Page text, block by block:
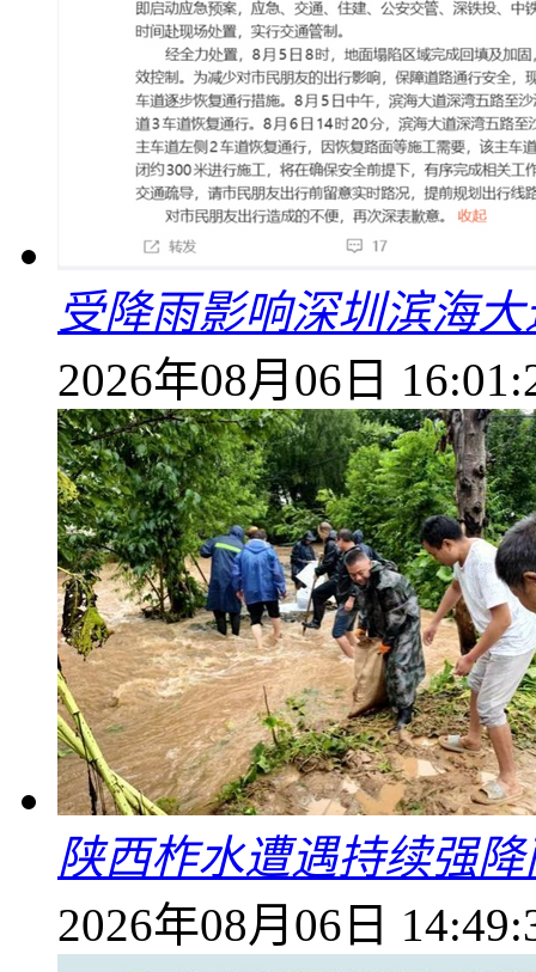
受降雨影响深圳滨海
2026年08月06日
陕西柞水遭遇持续强
2026年08月06日